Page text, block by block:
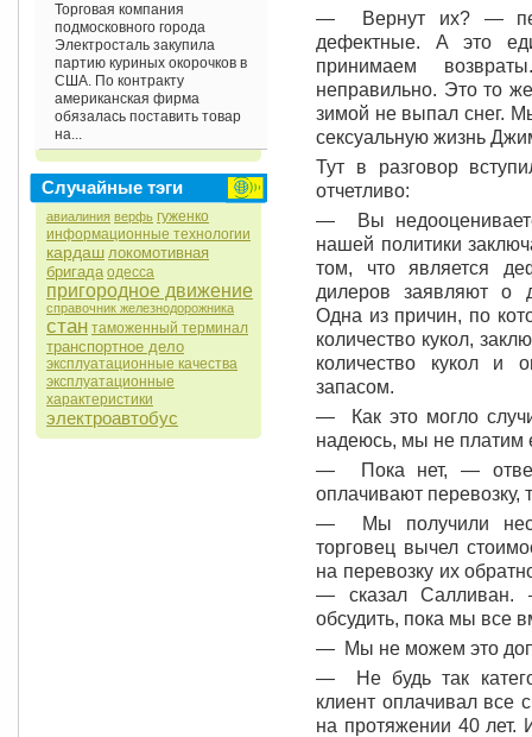
Торговая компания
подмосковного города
Электросталь закупила
партию куриных окорочков в
США. По контракту
американская фирма
обязалась поставить товар
на...
Случайные тэги
авиалиния верфь гуженко
информационные технологии
кардаш локомотивная
бригада одесса
пригородное движение
справочник железнодорожника
стан таможенный терминал
транспортное дело
эксплуатационные качества
эксплуатационные
характеристики
электроавтобус
— Вернут их? —
дефектные. А это
принимаем
неправильно. Это то
зимой не выпал снег.
сексуальную жизнь
Тут в разговор
отчетливо:
— Вы
нашей политики
том, что является
дилеров заявляют о
Одна из причин, по
количество кукол,
количество кукол и
запасом.
— Как это могло
надеюсь, мы не платим
— Пока нет, —
оплачивают перевозку,
— Мы получили
торговец вычел
на перевозку их
— сказал Салливан.
обсудить, пока мы все
— Мы не можем это
— Не будь так
клиент оплачивал все
на протяжении 40